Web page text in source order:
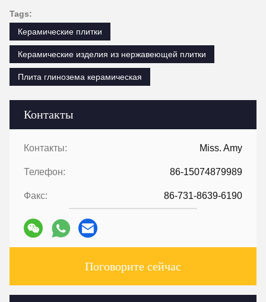
Контакты
Контакты: Miss. Amy
Телефон: 86-15074879989
Факс: 86-731-8639-6190
Поговорите сейчас
Tags:
Керамические плитки
Керамические изделия из нержавеющей плитки
Плита глинозема керамическая